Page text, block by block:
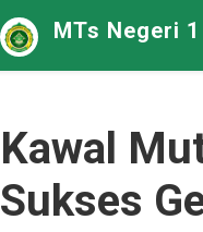
MTs Negeri
Kawal
Sukses